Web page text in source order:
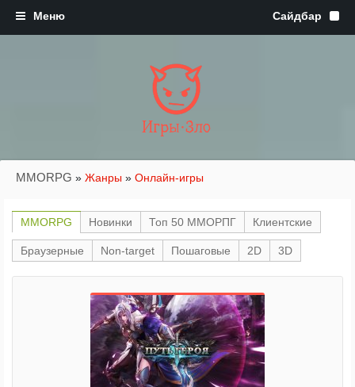
Игры·Зло
MMORPG » Жанры » Онлайн-игры
MMORPG Новинки Топ 50 ММОРПГ Клиентские
Браузерные Non-target Пошаговые 2D 3D